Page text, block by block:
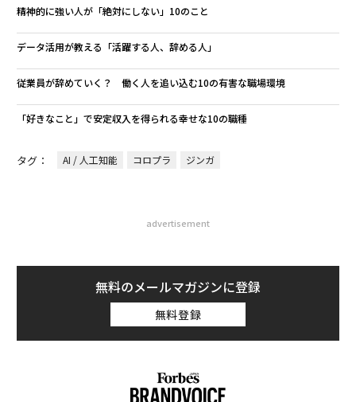
精神的に強い人が「絶対にしない」10のこと
データ活用が教える「活躍する人、辞める人」
従業員が辞めていく？ 働く人を追い込む10の有害な職場環境
「好きなこと」で安定収入を得られる幸せな10の職種
タグ： AI / 人工知能 コロプラ ジンガ
advertisement
無料のメールマガジンに登録
無料登録